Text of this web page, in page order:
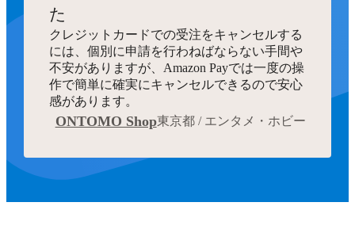
た
クレジットカードでの受注をキャンセルする
には、個別に申請を行わねばならない手間や
不安がありますが、Amazon Payでは一度の操
作で簡単に確実にキャンセルできるので安心
感があります。
ONTOMO Shop東京都 / エンタメ・ホビー